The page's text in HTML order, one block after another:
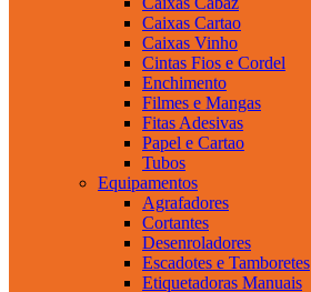
Caixas Cartao
Caixas Vinho
Cintas Fios e Cordel
Enchimento
Filmes e Mangas
Fitas Adesivas
Papel e Cartao
Tubos
Equipamentos
Agrafadores
Cortantes
Desenroladores
Escadotes e Tamboretes
Etiquetadoras Manuais